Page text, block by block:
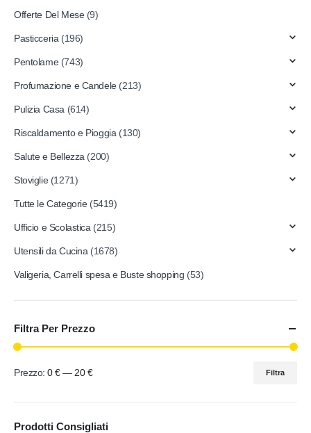
Offerte Del Mese (9)
Pasticceria (196)
Pentolame (743)
Profumazione e Candele (213)
Pulizia Casa (614)
Riscaldamento e Pioggia (130)
Salute e Bellezza (200)
Stoviglie (1271)
Tutte le Categorie (5419)
Ufficio e Scolastica (215)
Utensili da Cucina (1678)
Valigeria, Carrelli spesa e Buste shopping (53)
Filtra Per Prezzo
Filtra
Prezzo:0 €—20 €
Prodotti Consigliati